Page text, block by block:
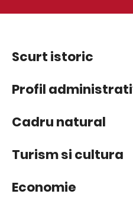
Scurt istoric
Profil
Cadru natural
Turism si cultura
Economie